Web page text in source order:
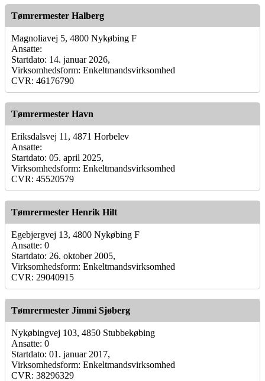
Tømrermester Halberg
Magnoliavej 5, 4800 Nykøbing F
Ansatte:
Startdato: 14. januar 2026,
Virksomhedsform: Enkeltmandsvirksomhed
CVR: 46176790
Tømrermester Havn
Eriksdalsvej 11, 4871 Horbelev
Ansatte:
Startdato: 05. april 2025,
Virksomhedsform: Enkeltmandsvirksomhed
CVR: 45520579
Tømrermester Henrik Hilt
Egebjergvej 13, 4800 Nykøbing F
Ansatte: 0
Startdato: 26. oktober 2005,
Virksomhedsform: Enkeltmandsvirksomhed
CVR: 29040915
Tømrermester Jimmi Sjøberg
Nykøbingvej 103, 4850 Stubbekøbing
Ansatte: 0
Startdato: 01. januar 2017,
Virksomhedsform: Enkeltmandsvirksomhed
CVR: 38296329